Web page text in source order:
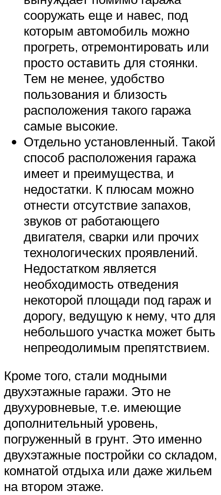
сооружать еще и навес, под
которым автомобиль можно
прогреть, отремонтировать или
просто оставить для стоянки.
Тем не менее, удобство
пользования и близость
расположения такого гаража
самые высокие.
Отдельно установленный. Такой
способ расположения гаража
имеет и преимущества, и
недостатки. К плюсам можно
отнести отсутствие запахов,
звуков от работающего
двигателя, сварки или прочих
технологических проявлений.
Недостатком является
необходимость отведения
некоторой площади под гараж и
дорогу, ведущую к нему, что для
небольшого участка может быть
непреодолимым препятствием.
Кроме того, стали модными
двухэтажные гаражи. Это не
двухуровневые, т.е. имеющие
дополнительный уровень,
погруженный в грунт. Это именно
двухэтажные постройки со складом,
комнатой отдыха или даже жильем
на втором этаже.